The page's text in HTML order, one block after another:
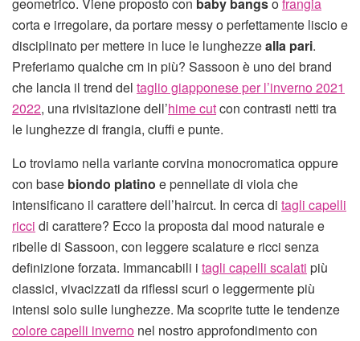
corta e irregolare, da portare messy o perfettamente liscio e
disciplinato per mettere in luce le lunghezzealla pari.
Preferiamo qualche cm in più? Sassoon è uno dei brand
che lancia il trend del taglio giapponese per l’inverno 2021
2022, una rivisitazione dell’hime cutcon contrasti netti tra
le lunghezze di frangia, ciuffi e punte.
Lo troviamo nella variante corvina monocromatica oppure
con base biondo platino e pennellate di viola che
intensificano il carattere dell’haircut. In cerca di tagli capelli
ricci di carattere? Ecco la proposta dal mood naturale e
ribelle di Sassoon, con leggere scalature e ricci senza
definizione forzata. Immancabili i tagli capelli scalati più
classici, vivacizzati da riflessi scuri o leggermente più
intensi solo sulle lunghezze. Ma scoprite tutte le tendenze
colore capelli inverno nel nostro approfondimento con